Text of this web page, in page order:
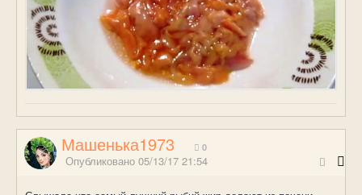
Машенька1973 0
Опубликовано 05/13/17 21:54